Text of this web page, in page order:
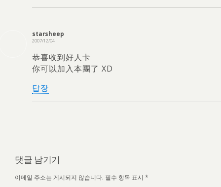
starsheep
2007/12/04
恭喜收到好人卡
你可以加入本團了 XD
답장
댓글 남기기
이메일 주소는 게시되지 않습니다. 필수 항목 표시 *